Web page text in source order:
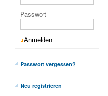
Passwort
Passwort vergessen?
Neu registrieren